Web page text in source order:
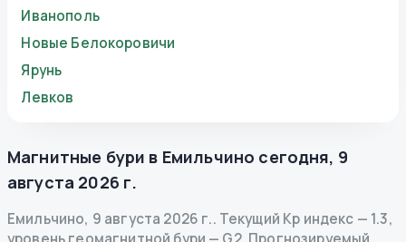
Иванополь
Новые Белокоровичи
Ярунь
Левков
Магнитные бури в Емильчино сегодня, 9
августа 2026 г.
Емильчино, 9 августа 2026 г.. Текущий Kp индекс — 1.3,